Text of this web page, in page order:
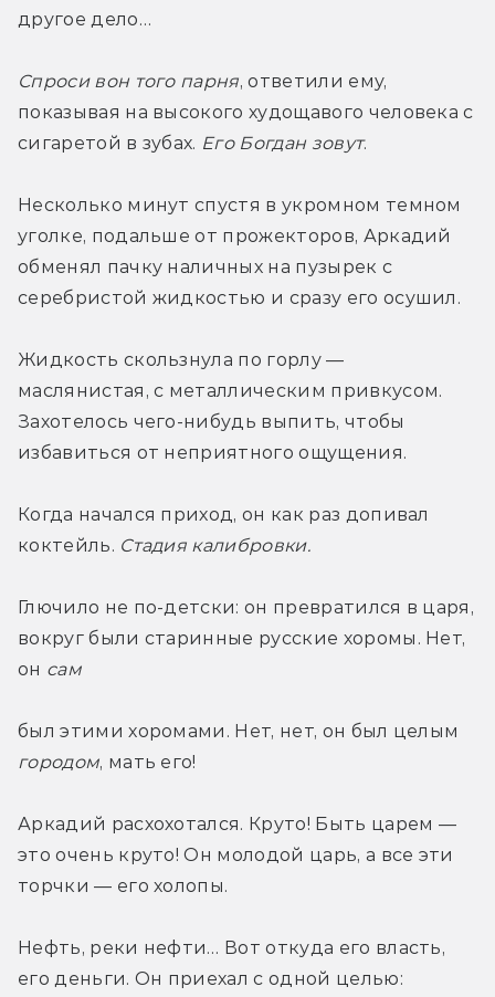
другое дело…
Спроси вон того парня, ответили ему,
показывая на высокого худощавого человека с
сигаретой в зубах. Его Богдан зовут.
Несколько минут спустя в укромном темном
уголке, подальше от прожекторов, Аркадий
обменял пачку наличных на пузырек с
серебристой жидкостью и сразу его осушил.
Жидкость скользнула по горлу —
маслянистая, с металлическим привкусом.
Захотелось чего-нибудь выпить, чтобы
избавиться от неприятного ощущения.
Когда начался приход, он как раз допивал
коктейль. Стадия калибровки.
Глючило не по-детски: он превратился в царя,
вокруг были старинные русские хоромы. Нет,
он сам
городом, мать его!
Аркадий расхохотался. Круто! Быть царем —
это очень круто! Он молодой царь, а все эти
торчки — его холопы.
Нефть, реки нефти… Вот откуда его власть,
его деньги. Он приехал с одной целью: